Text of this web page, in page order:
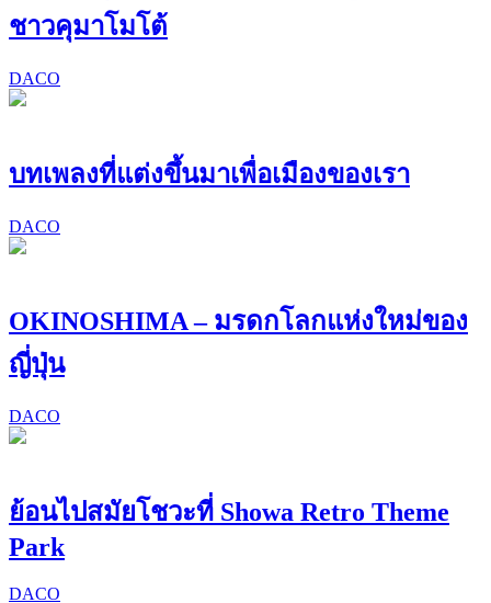
ชาวคุมาโมโต้
DACO
บทเพลงที่แต่งขึ้นมาเพื่อเมืองของเรา
DACO
OKINOSHIMA – มรดกโลกแห่งใหม่ของ
ญี่ปุ่น
DACO
ย้อนไปสมัยโชวะที่ Showa Retro Theme
Park
DACO